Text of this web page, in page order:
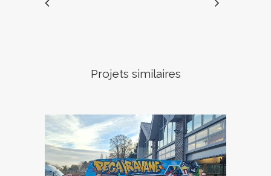
Projets similaires